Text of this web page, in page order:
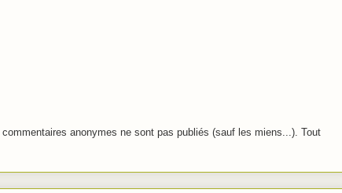
anonymes ne sont pas publiés (sauf les miens...). Tout